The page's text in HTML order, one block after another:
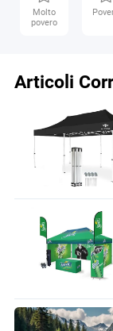
Q: Gli articoli
aggiuntive.
Q: Come
A: La pulizia
corretta
a mantenere
produttore per
Molto
povero
Articoli